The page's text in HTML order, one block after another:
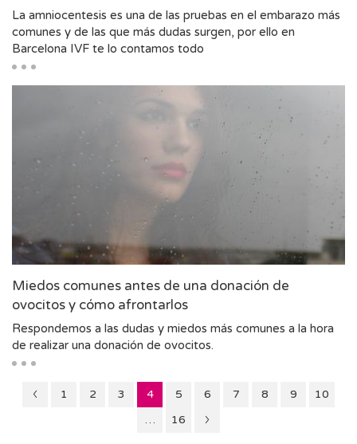
La amniocentesis es una de las pruebas en el embarazo más
comunes y de las que más dudas surgen, por ello en
Barcelona IVF te lo contamos todo
Miedos comunes antes de una donación de
ovocitos y cómo afrontarlos
Respondemos a las dudas y miedos más comunes a la hora
de realizar una donación de ovocitos.
PáginaPágina
1 Página
2 Página
3 4 Página
5 Página
6 Página
7 Página
8 Página
9 Página
10
…
Página
16